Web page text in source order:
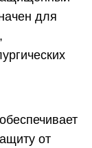
для
от